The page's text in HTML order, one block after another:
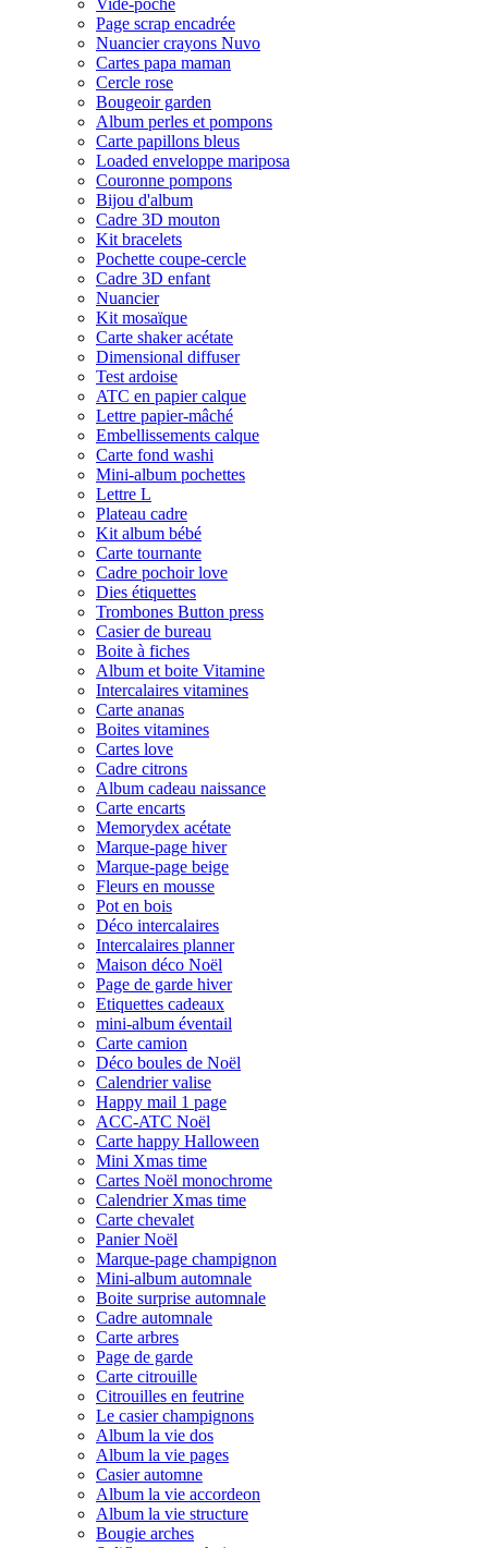
Vide-poche
Page scrap encadrée
Nuancier crayons Nuvo
Cartes papa maman
Cercle rose
Bougeoir garden
Album perles et pompons
Carte papillons bleus
Loaded enveloppe mariposa
Couronne pompons
Bijou d'album
Cadre 3D mouton
Kit bracelets
Pochette coupe-cercle
Cadre 3D enfant
Nuancier
Kit mosaïque
Carte shaker acétate
Dimensional diffuser
Test ardoise
ATC en papier calque
Lettre papier-mâché
Embellissements calque
Carte fond washi
Mini-album pochettes
Lettre L
Plateau cadre
Kit album bébé
Carte tournante
Cadre pochoir love
Dies étiquettes
Trombones Button press
Casier de bureau
Boite à fiches
Album et boite Vitamine
Intercalaires vitamines
Carte ananas
Boites vitamines
Cartes love
Cadre citrons
Album cadeau naissance
Carte encarts
Memorydex acétate
Marque-page hiver
Marque-page beige
Fleurs en mousse
Pot en bois
Déco intercalaires
Intercalaires planner
Maison déco Noël
Page de garde hiver
Etiquettes cadeaux
mini-album éventail
Carte camion
Déco boules de Noël
Calendrier valise
Happy mail 1 page
ACC-ATC Noël
Carte happy Halloween
Mini Xmas time
Cartes Noël monochrome
Calendrier Xmas time
Carte chevalet
Panier Noël
Marque-page champignon
Mini-album automnale
Boite surprise automnale
Cadre automnale
Carte arbres
Page de garde
Carte citrouille
Citrouilles en feutrine
Le casier champignons
Album la vie dos
Album la vie pages
Casier automne
Album la vie accordeon
Album la vie structure
Bougie arches